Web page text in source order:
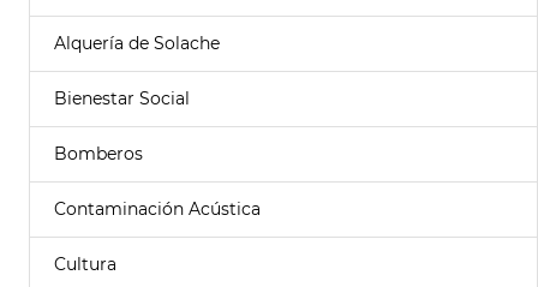
Alquería de Solache
Bienestar Social
Bomberos
Contaminación Acústica
Cultura